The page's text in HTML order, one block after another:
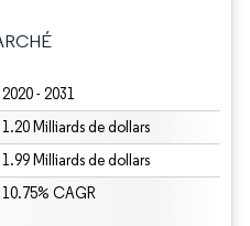
2020 - 2031
1.20 Milliards de dollars
1.99 Milliards de dollars
10.75% CAGR